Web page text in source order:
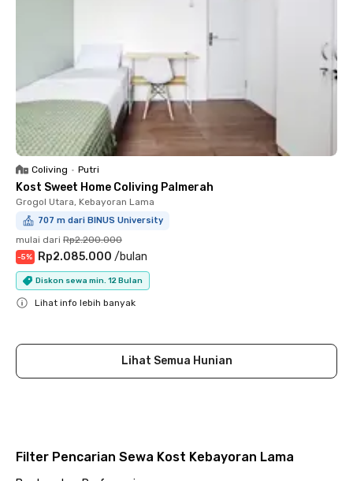
Coliving • Putri
Kost Sweet Home Coliving Palmerah
Grogol Utara, Kebayoran Lama
707 m dari BINUS University
mulai dari Rp2.200.000
-5% Rp2.085.000 /bulan
Diskon sewa min. 12 Bulan
Lihat info lebih banyak
Lihat Semua Hunian
Filter Pencarian Sewa Kost Kebayoran Lama